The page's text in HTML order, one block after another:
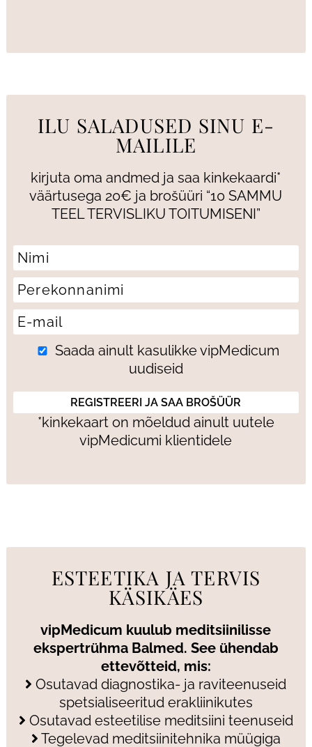
ILU SALADUSED SINU E-
MAILILE
kirjuta oma andmed ja saa kinkekaardi*
väärtusega 20€ ja brošüüri “10 SAMMU
TEEL TERVISLIKU TOITUMISENI”
Saada ainult kasulikke vipMedicum
uudiseid
*kinkekaart on mõeldud ainult uutele
vipMedicumi klientidele
ESTEETIKA JA TERVIS
KÄSIKÄES
vipMedicum kuulub meditsiinilisse
ekspertrühma Balmed. See ühendab
ettevõtteid, mis:
Osutavad diagnostika- ja raviteenuseid
spetsialiseeritud erakliinikutes
Osutavad esteetilise meditsiini teenuseid
Tegelevad meditsiinitehnika müügiga